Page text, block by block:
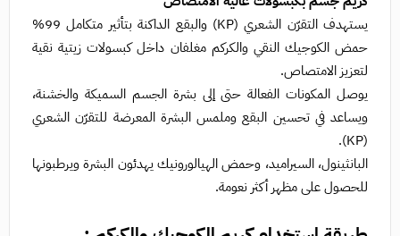
يستهدف التقرّن الشعري (KP) والبقع الداكنة بتأثير متكامل 99%
حمض الكوجيك النقي والكركم مغلفان داخل كبسولات زيتية نقية
لتعزيز الامتصاص.
يوصل المكونات الفعالة حتى إلى بشرة الجسم السميكة والخشنة،
ويساعد في تحسين البقع وملمس البشرة المعرضة للتقرّن الشعري
(KP).
البانثينول، السيراميد، وحمض الهيالورونيك يهدئون البشرة ويرطبونها
للحصول على مظهر أكثر نعومة.